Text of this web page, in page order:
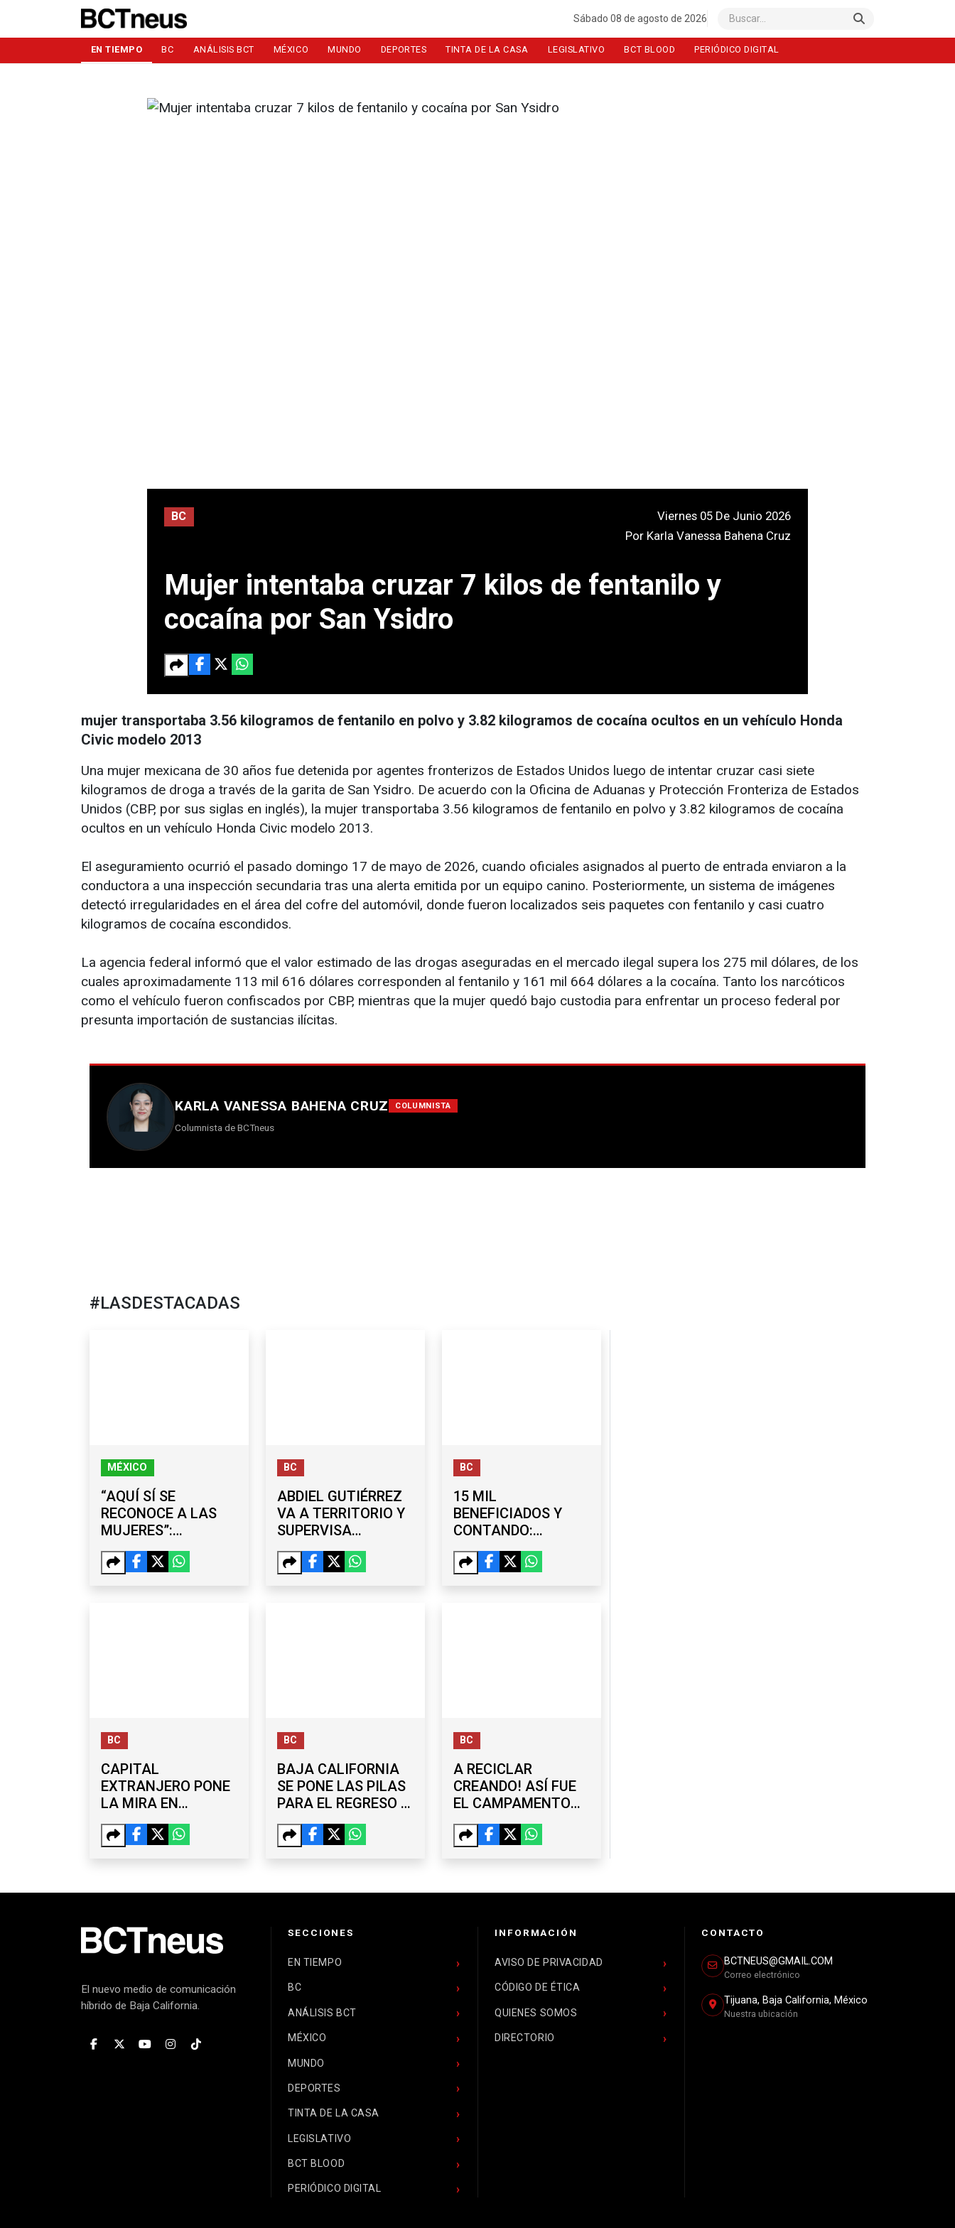
Sábado 08 de agosto de 2026 Buscar
EN TIEMPO BC ANÁLISIS BCT MÉXICO MUNDO DEPORTES TINTA DE LA CASA LEGISLATIVO BCT BLOOD PERIÓDICO DIGITAL
BC
Viernes 05 De Junio 2026
Por Karla Vanessa Bahena Cruz
Mujer intentaba cruzar 7 kilos de fentanilo y
cocaína por San Ysidro
mujer transportaba 3.56 kilogramos de fentanilo en polvo y 3.82 kilogramos de cocaína ocultos en un vehículo Honda
Civic modelo 2013
Una mujer mexicana de 30 años fue detenida por agentes fronterizos de Estados Unidos luego de intentar cruzar casi siete
kilogramos de droga a través de la garita de San Ysidro. De acuerdo con la Oficina de Aduanas y Protección Fronteriza de Estados
Unidos (CBP, por sus siglas en inglés), la mujer transportaba 3.56 kilogramos de fentanilo en polvo y 3.82 kilogramos de cocaína
ocultos en un vehículo Honda Civic modelo 2013.
El aseguramiento ocurrió el pasado domingo 17 de mayo de 2026, cuando oficiales asignados al puerto de entrada enviaron a la
conductora a una inspección secundaria tras una alerta emitida por un equipo canino. Posteriormente, un sistema de imágenes
detectó irregularidades en el área del cofre del automóvil, donde fueron localizados seis paquetes con fentanilo y casi cuatro
kilogramos de cocaína escondidos.
La agencia federal informó que el valor estimado de las drogas aseguradas en el mercado ilegal supera los 275 mil dólares, de los
cuales aproximadamente 113 mil 616 dólares corresponden al fentanilo y 161 mil 664 dólares a la cocaína. Tanto los narcóticos
como el vehículo fueron confiscados por CBP, mientras que la mujer quedó bajo custodia para enfrentar un proceso federal por
presunta importación de sustancias ilícitas.
KARLA VANESSA BAHENA CRUZ COLUMNISTA
Columnista de BCTneus
#LASDESTACADAS
MÉXICO
“AQUÍ SÍ SE
RECONOCE A LAS
MUJERES”:
SHEINBAUM
DEFIENDE EL
BC
ABDIEL GUTIÉRREZ
VA A TERRITORIO Y
SUPERVISA
MEJORAS EN LA
TERCERA ETAPA
BC
15 MIL
BENEFICIADOS Y
CONTANDO:
AVANZA ‘TIJUANA:
CIUDAD LIMPIA’
BC
CAPITAL
EXTRANJERO PONE
LA MIRA EN
TIJUANA: 270.2 MDD
EN EXPANSIÓN
BC
BAJA CALIFORNIA
SE PONE LAS PILAS
PARA EL REGRESO A
CLASES
BC
A RECICLAR
CREANDO! ASÍ FUE
EL CAMPAMENTO
QUE UNIÓ ARTE Y
CONCIENCIA
El nuevo medio de comunicación
híbrido de Baja California.
SECCIONES
EN TIEMPO
BC
ANÁLISIS BCT
MÉXICO
MUNDO
DEPORTES
TINTA DE LA CASA
LEGISLATIVO
BCT BLOOD
PERIÓDICO DIGITAL
INFORMACIÓN
AVISO DE PRIVACIDAD
CÓDIGO DE ÉTICA
QUIENES SOMOS
DIRECTORIO
CONTACTO
BCTNEUS@GMAIL.COM
Correo electrónico
Tijuana, Baja California, México
Nuestra ubicación